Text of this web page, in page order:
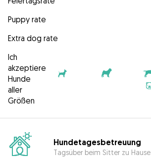
Puppy rate
Extra dog rate
Ich
akzeptiere
Hunde
aller
Größen
Hundetagesbetreuung
Tagsüber beim Sitter zu Hause